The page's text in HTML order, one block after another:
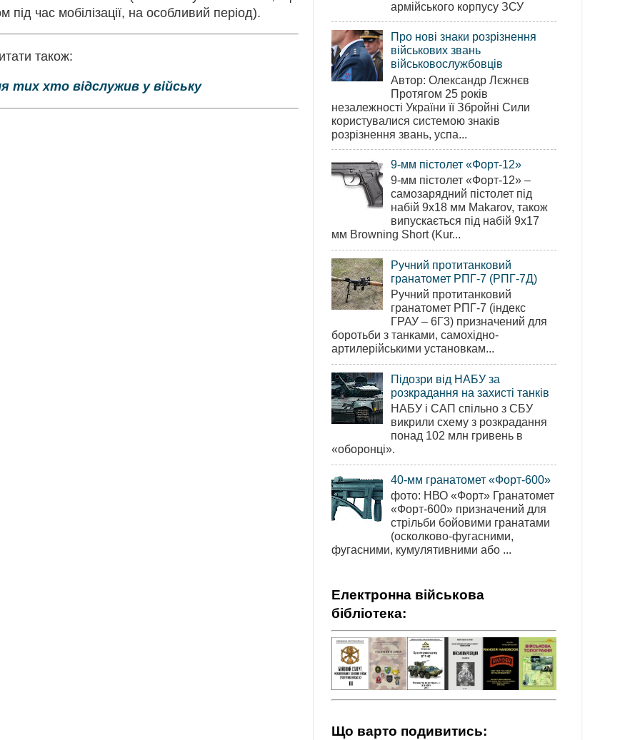
час мобілізації, на особливий період).
також:
тих хто відслужив у війську
армійського корпусу ЗСУ
Про нові знаки розрізнення
військових звань
військовослужбовців
Автор: Олександр Лєжнєв
Протягом 25 років
незалежності України її Збройні Сили
користувалися системою знаків
розрізнення звань, успа...
9-мм пістолет «Форт-12»
9-мм пістолет «Форт-12» –
самозарядний пістолет під
набій 9х18 мм Makarov, також
випускається під набій 9х17
мм Browning Short (Kur...
Ручний протитанковий
гранатомет РПГ-7 (РПГ-7Д)
Ручний протитанковий
гранатомет РПГ-7 (індекс
ГРАУ – 6Г3) призначений для
боротьби з танками, самохідно-
артилерійськими установкам...
Підозри від НАБУ за
розкрадання на захисті танків
НАБУ і САП спільно з СБУ
викрили схему з розкрадання
понад 102 млн гривень в
«оборонці».
40-мм гранатомет «Форт-600»
фото: НВО «Форт» Гранатомет
«Форт-600» призначений для
стрільби бойовими гранатами
(осколково-фугасними,
фугасними, кумулятивними або ...
Електронна військова
бібліотека:
Що варто подивитись: